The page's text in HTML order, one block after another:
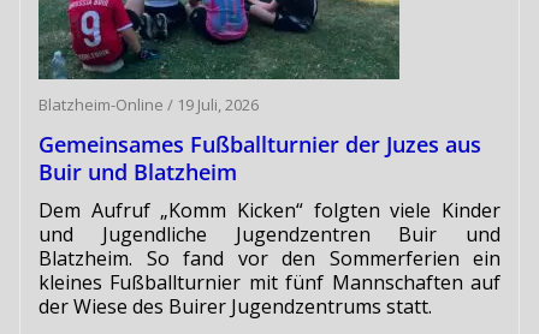
Blatzheim-Online / 19 Juli, 2026
Gemeinsames Fußballturnier der Juzes aus
Buir und Blatzheim
Dem Aufruf „Komm Kicken“ folgten viele Kinder
und Jugendliche Jugendzentren Buir und
Blatzheim. So fand vor den Sommerferien ein
kleines Fußballturnier mit fünf Mannschaften auf
der Wiese des Buirer Jugendzentrums statt.